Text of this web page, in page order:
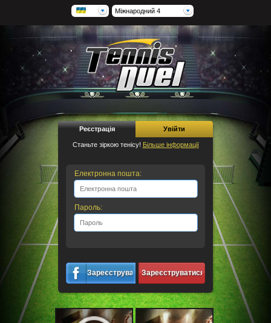
Міжнародний 4
Реєстрація Увійти
Станьте зіркою тенісу! Більше інформації
Електронна пошта:
Пароль:
ЗареєструватисяЗареєструватися